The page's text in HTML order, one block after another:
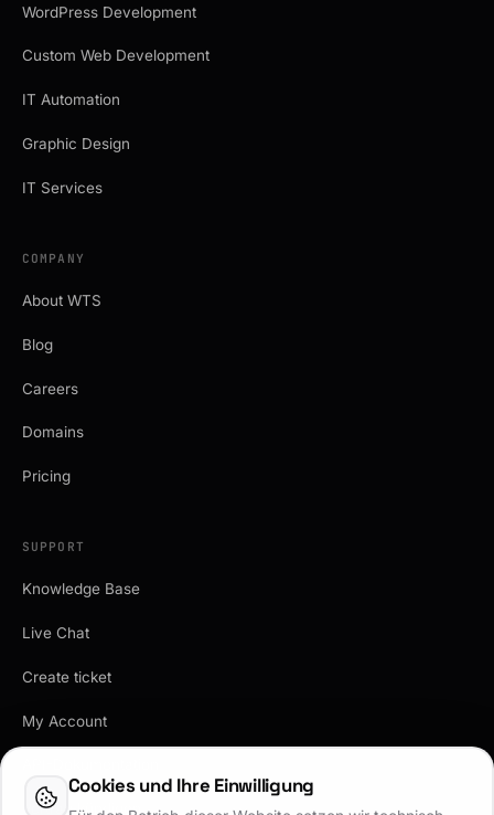
WordPress Development
Custom Web Development
IT Automation
Graphic Design
IT Services
COMPANY
About WTS
Blog
Careers
Domains
Pricing
SUPPORT
Knowledge Base
Live Chat
Create ticket
My Account
Vertrag kündigen
Cookies und Ihre Einwilligung